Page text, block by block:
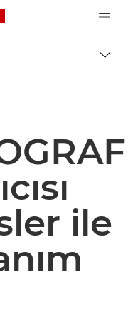
Canon Logo, back to
İçerik
ile